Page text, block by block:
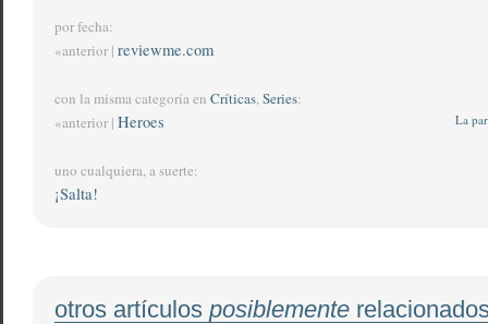
por fecha:
«anterior | reviewme.com
con la misma categoría en Críticas,Series:
La
«anterior | Heroes
uno cualquiera, a suerte:
¡Salta!
otros artículos posiblemente